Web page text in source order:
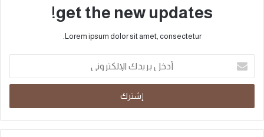
get the new updates!
Lorem ipsum dolor sit amet, consectetur.